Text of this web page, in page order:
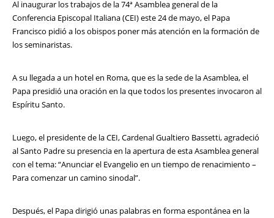
Al inaugurar los trabajos de la 74ª Asamblea general de la
Conferencia Episcopal Italiana (CEI) este 24 de mayo, el Papa
Francisco pidió a los obispos poner más atención en la formación de
los seminaristas.
A su llegada a un hotel en Roma, que es la sede de la Asamblea, el
Papa presidió una oración en la que todos los presentes invocaron al
Espíritu Santo.
Luego, el presidente de la CEI, Cardenal Gualtiero Bassetti, agradeció
al Santo Padre su presencia en la apertura de esta Asamblea general
con el tema: “Anunciar el Evangelio en un tiempo de renacimiento –
Para comenzar un camino sinodal”.
Después, el Papa dirigió unas palabras en forma espontánea en la